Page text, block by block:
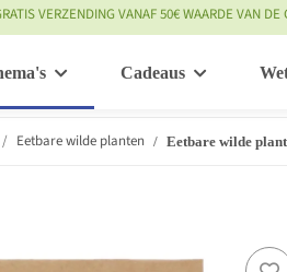
VERZENDING VANAF 50€ WAARDE VAN DE
Cadeaus
Eetbare wilde planten Eetbare wilde